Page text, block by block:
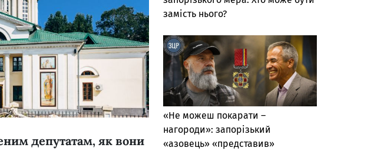
депутатам, як вони
замість нього?
«Не можеш покарати –
нагороди»: запорізький
«азовець» «представив»